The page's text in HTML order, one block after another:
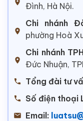
Đình, Hà Nội.
Chi nhánh
phường Hoà
Chi nhánh
Đức Nhuận,
Tổng đài tư
Số điện thoại
Email: